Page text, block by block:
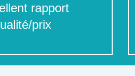
rapport
prix